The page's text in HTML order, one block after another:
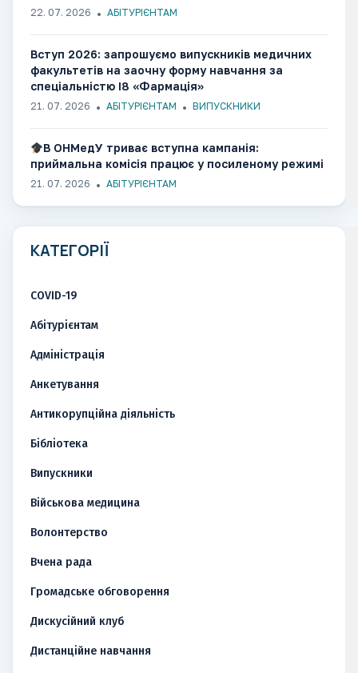
22. 07. 2026 АБІТУРІЄНТАМ
Вступ 2026: запрошуємо випускників медичних
факультетів на заочну форму навчання за
спеціальністю І8 «Фармація»
21. 07. 2026 АБІТУРІЄНТАМ ВИПУСКНИКИ
В ОНМедУ триває вступна кампанія:
приймальна комісія працює у посиленому режимі
21. 07. 2026 АБІТУРІЄНТАМ
КАТЕГОРІЇ
COVID-19
Абітурієнтам
Адміністрація
Анкетування
Антикорупційна діяльність
Бібліотека
Випускники
Військова медицина
Волонтерство
Вчена рада
Громадське обговорення
Дискусійний клуб
Дистанційне навчання